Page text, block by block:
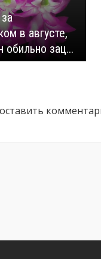
в августе,
обильно зац...